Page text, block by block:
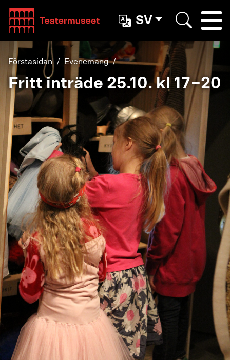
Teatterimuseo
SV
Förstasidan Evenemang
Fritt inträde 25.10. kl 17−20